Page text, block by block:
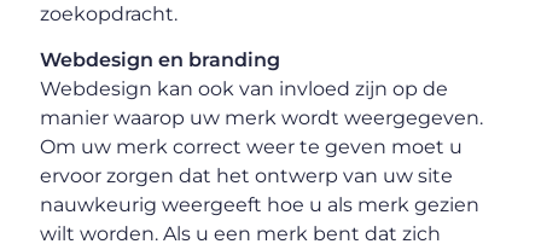
zoekopdracht.
Webdesign en branding
Webdesign kan ook van invloed zijn op de
manier waarop uw merk wordt weergegeven.
Om uw merk correct weer te geven moet u
ervoor zorgen dat het ontwerp van uw site
nauwkeurig weergeeft hoe u als merk gezien
wilt worden. Als u een merk bent dat zich